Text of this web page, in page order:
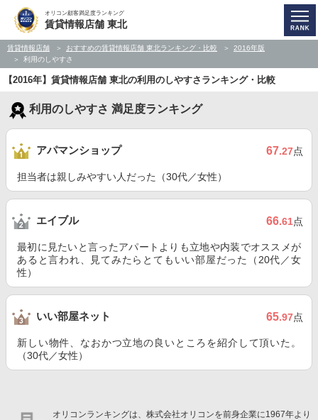
オリコン顧客満足度ランキング
賃貸情報店舗 東北
賃貸情報店舗 おすすめの賃貸情報店舗 東北ランキング・比較
2016年版
利用のしやすさ
【2016年】賃貸情報店舗 東北の利用のしやすさランキング・比較
利用のしやすさ 満足度ランキング
アパマンショップ 67.27点
担当者は親しみやすい人だった（30代／女性）
エイブル 66.61点
最初に見たいと言ったアパートよりも立地や内装でオススメが
あると言われ、見てみたらとてもいい部屋だった（20代／女
性）
いい部屋ネット 65.97点
新しい物件、なおかつ立地の良いところを紹介して頂いた。
（30代／女性）
オリコンランキングは、株式会社オリコンを前身企業に1967年より